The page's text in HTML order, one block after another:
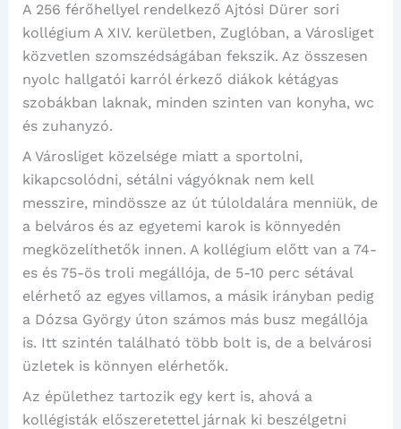
A 256 férőhellyel rendelkező Ajtósi Dürer sori
kollégium A XIV. kerületben, Zuglóban, a Városliget
közvetlen szomszédságában fekszik. Az összesen
nyolc hallgatói karról érkező diákok kétágyas
szobákban laknak, minden szinten van konyha, wc
és zuhanyzó.
A Városliget közelsége miatt a sportolni,
kikapcsolódni, sétálni vágyóknak nem kell
messzire, mindössze az út túloldalára menniük, de
a belváros és az egyetemi karok is könnyedén
megközelíthetők innen. A kollégium előtt van a 74-
es és 75-ös troli megállója, de 5-10 perc sétával
elérhető az egyes villamos, a másik irányban pedig
a Dózsa György úton számos más busz megállója
is. Itt szintén található több bolt is, de a belvárosi
üzletek is könnyen elérhetők.
Az épülethez tartozik egy kert is, ahová a
kollégisták előszeretettel járnak ki beszélgetni